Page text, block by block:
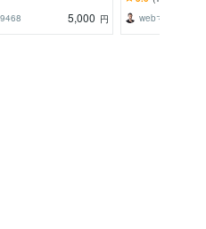
5,000 円
気づいたあなたへ